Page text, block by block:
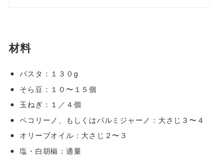
材料
パスタ：１３０g
そら豆：１０〜１５個
玉ねぎ：１／４個
ペコリーノ、もしくはパルミジャーノ：大さじ３〜４
オリーブオイル：大さじ２〜３
塩・白胡椒：適量